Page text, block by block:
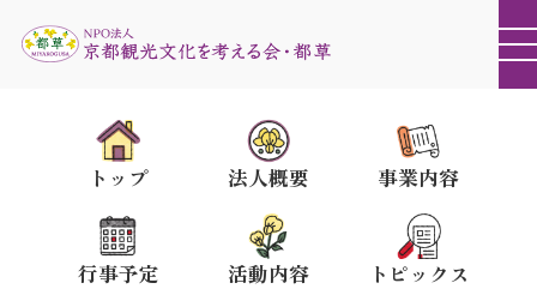
トップ 法人概要 事業内容
行事予定 活動内容 トピックス